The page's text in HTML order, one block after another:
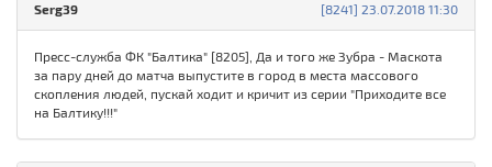
[8241] 23.07.2018 11:30
Serg39
Пресс-служба ФК "Балтика" [8205], Да и того же Зубра - Маскота
за пару дней до матча выпустите в город в места массового
скопления людей, пускай ходит и кричит из серии "Приходите все
на Балтику!!!"